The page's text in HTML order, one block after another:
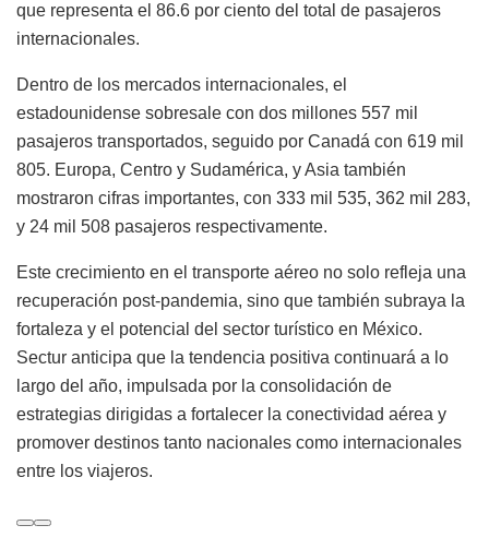
que representa el 86.6 por ciento del total de pasajeros
internacionales.
Dentro de los mercados internacionales, el
estadounidense sobresale con dos millones 557 mil
pasajeros transportados, seguido por Canadá con 619 mil
805. Europa, Centro y Sudamérica, y Asia también
mostraron cifras importantes, con 333 mil 535, 362 mil 283,
y 24 mil 508 pasajeros respectivamente.
Este crecimiento en el transporte aéreo no solo refleja una
recuperación post-pandemia, sino que también subraya la
fortaleza y el potencial del sector turístico en México.
Sectur anticipa que la tendencia positiva continuará a lo
largo del año, impulsada por la consolidación de
estrategias dirigidas a fortalecer la conectividad aérea y
promover destinos tanto nacionales como internacionales
entre los viajeros.